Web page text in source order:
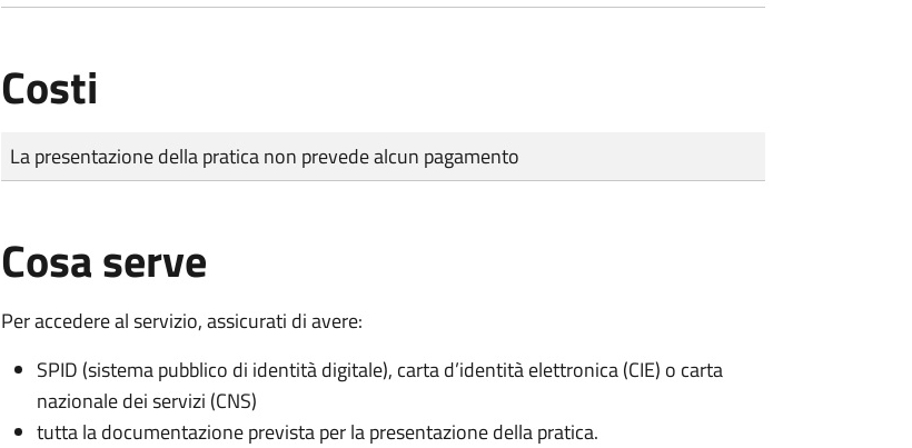
Costi
Tipo di pagamento
Importo
La presentazione della pratica non prevede alcun pagamento
Cosa serve
Per accedere al servizio, assicurati di avere:
SPID (sistema pubblico di identità digitale), carta d’identità elettronica (CIE) o carta
nazionale dei servizi (CNS)
tutta la documentazione prevista per la presentazione della pratica.